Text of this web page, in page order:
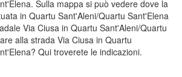
Sulla mappa si può vedere dove la
in Quartu Sant'Aleni/Quartu Sant'Elena
Via Ciusa in Quartu Sant'Aleni/Quartu
alla strada Via Ciusa in Quartu
Qui troverete le indicazioni.